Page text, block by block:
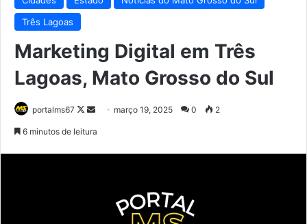
Três Lagoas
Marketing Digital em Três
Lagoas, Mato Grosso do Sul
portalms67
Follow
Mandemarço 19, 2025 0 2
6 minutos de leitura